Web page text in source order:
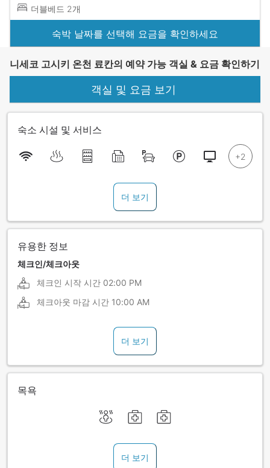
더블베드 2개
숙박 날짜를 선택해 요금을 확인하세요
니세코 고시키 온천 료칸의 예약 가능 객실 & 요금 확인하기
객실 및 요금 보기
숙소 시설 및 서비스
더 보기
유용한 정보
체크인/체크아웃
체크인 시작 시간 02:00 PM
체크아웃 마감 시간 10:00 AM
더 보기
목욕
더 보기